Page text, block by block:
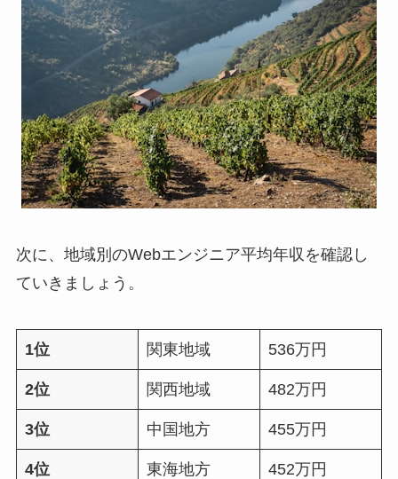
次に、地域別のWebエンジニア平均年収を確認し
ていきましょう。
1位 関東地域 536万円
2位 関西地域 482万円
3位 中国地方 455万円
4位 東海地方 452万円